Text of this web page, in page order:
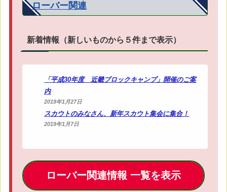
ローバー関連
新着情報（新しいものから５件まで表示）
「平成30年度 近畿ブロックキャンプ」開催のご案
内
2019年1月27日
スカウトのみなさん、新年スカウト集会に集合！
2019年1月7日
ローバー関連情報 一覧を表示